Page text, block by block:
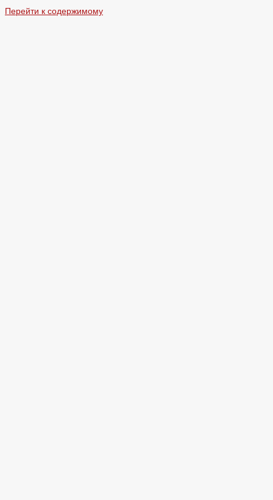
Перейти к содержимому